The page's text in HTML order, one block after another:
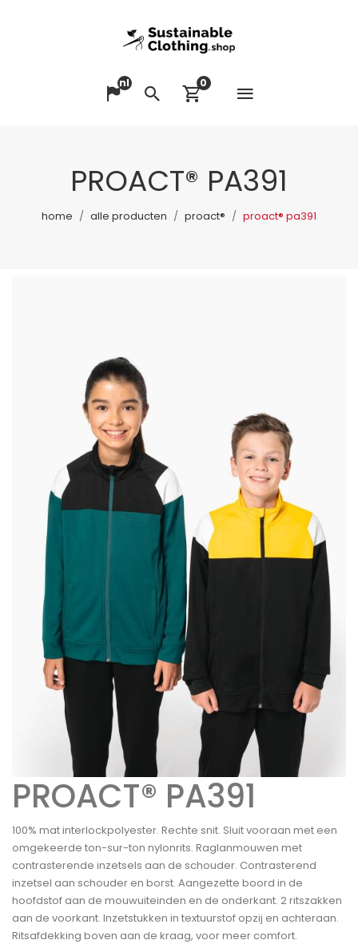
Taal veranderen
nl
ZoekenWinkelwagen
0
PROACT® PA391
home alle producten proact® proact® pa391
PROACT® PA391
100% mat interlockpolyester. Rechte snit. Sluit vooraan met een
omgekeerde ton-sur-ton nylonrits. Raglanmouwen met
contrasterende inzetsels aan de schouder. Contrasterend
inzetsel aan schouder en borst. Aangezette boord in de
hoofdstof aan de mouwuiteinden en de onderkant. 2 ritszakken
aan de voorkant. Inzetstukken in textuurstof opzij en achteraan.
Ritsafdekking boven aan de kraag, voor meer comfort.